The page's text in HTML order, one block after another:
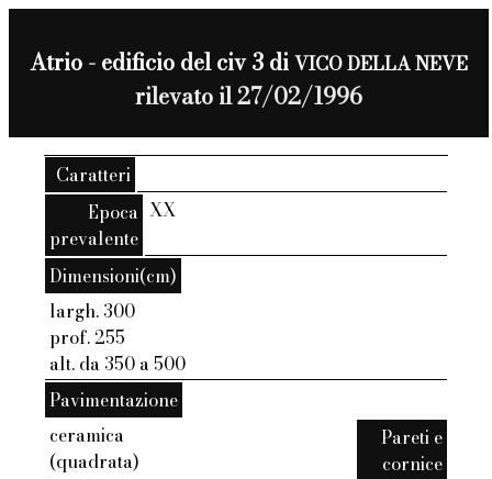
Atrio - edificio del civ 3 diVICO DELLA NEVE
rilevato il 27/02/1996
Caratteri
Epoca
prevalente
XX
Dimensioni(cm)
largh. 300
prof. 255
alt. da 350 a 500
Pavimentazione
ceramica
(quadrata)
Pareti e
cornice